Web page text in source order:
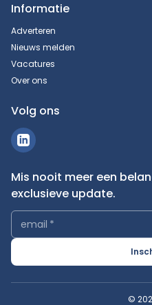
Informatie
Adverteren
Nieuws melden
Vacatures
Over ons
Volg ons
Mis nooit meer een
exclusieve update.
email *
©